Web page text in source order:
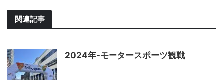
関連記事
2024年-モータースポーツ観戦